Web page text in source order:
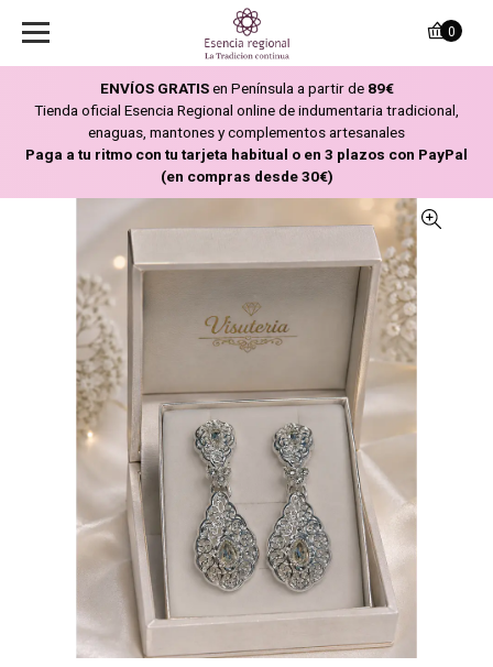
ENVÍOS GRATISen Península a partir de 89€
Tienda oficial Esencia Regional online de indumentaria tradicional,
enaguas, mantones y complementos artesanales
Paga a tu ritmo con tu tarjeta habitual o en 3 plazos con PayPal
(en compras desde 30€)
0